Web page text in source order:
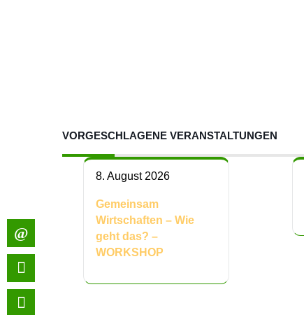
VORGESCHLAGENE VERANSTALTUNGEN
8. August 2026
Gemeinsam
Wirtschaften – Wie
geht das? –
WORKSHOP